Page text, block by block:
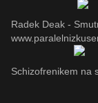
Radek Deak -
Schizofrenikem na